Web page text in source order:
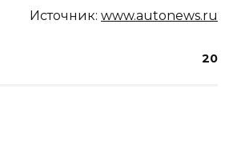
Источник: www.autonews.ru
20